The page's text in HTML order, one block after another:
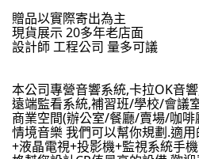
贈品以實際寄出為主
現貨展示 20多年老店面
設計師 工程公司 量多可議
本公司專營音響系統,卡拉OK音
遠端監看系統,補習班/學校/會議
商業空間(辦公室/餐廳/賣場/咖
情境音樂 我們可以幫你規劃.適
+液晶電視+投影機+監視系統手